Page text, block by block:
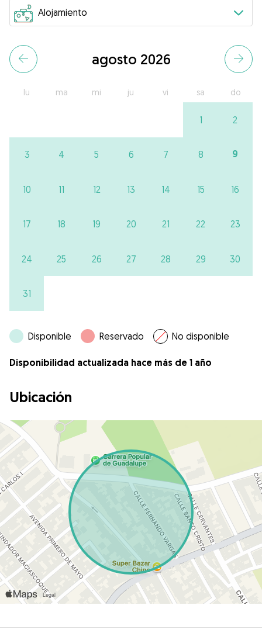
agosto 2026
lu ma mi ju vi sa do
1 2
3 4 5 6 7 8 9
10 11 12 13 14 15 16
17 18 19 20 21 22 23
24 25 26 27 28 29 30
31
Disponible Reservado No disponible
Disponibilidad actualizada hace más de 1 año
Ubicación